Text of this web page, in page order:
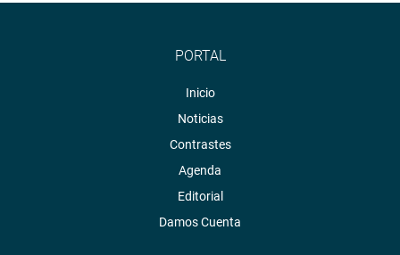
PORTAL
Inicio
Noticias
Contrastes
Agenda
Editorial
Damos Cuenta